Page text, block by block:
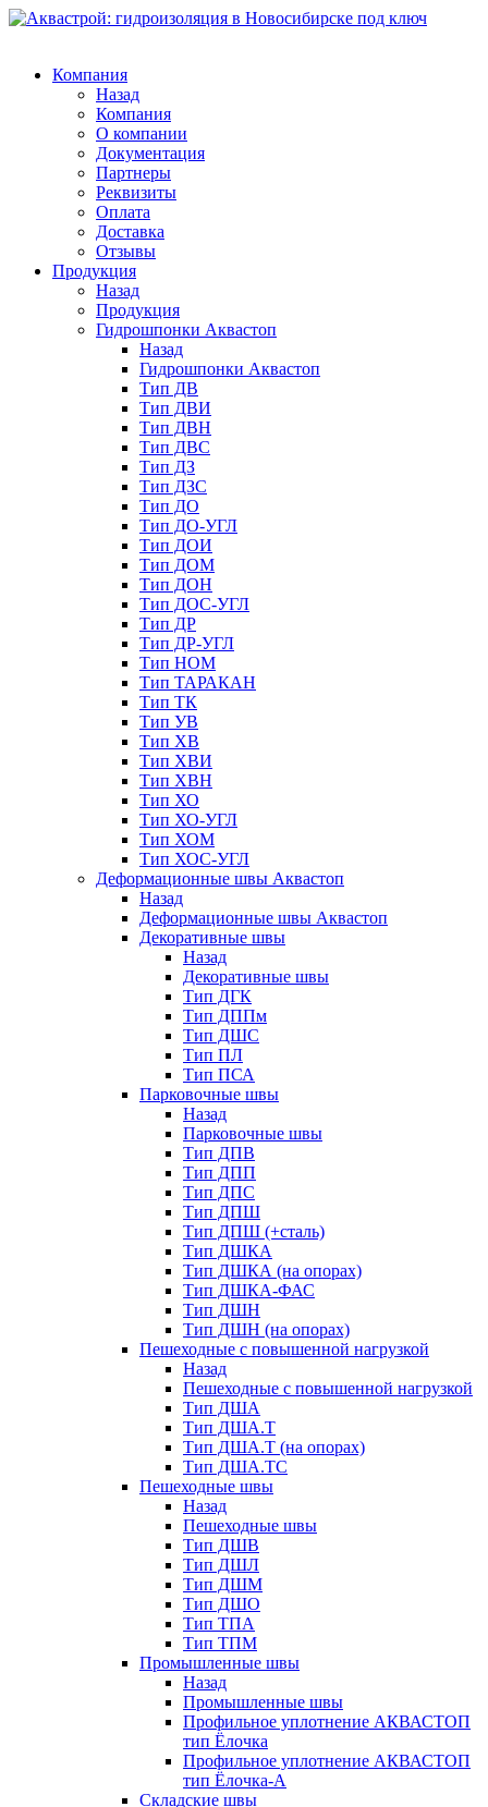
Компания
Назад
Компания
О компании
Документация
Партнеры
Реквизиты
Оплата
Доставка
Отзывы
Продукция
Назад
Продукция
Гидрошпонки Аквастоп
Назад
Гидрошпонки Аквастоп
Тип ДВ
Тип ДВИ
Тип ДВН
Тип ДВС
Тип ДЗ
Тип ДЗС
Тип ДО
Тип ДО-УГЛ
Тип ДОИ
Тип ДОМ
Тип ДОН
Тип ДОС-УГЛ
Тип ДР
Тип ДР-УГЛ
Тип НОМ
Тип ТАРАКАН
Тип ТК
Тип УВ
Тип ХВ
Тип ХВИ
Тип ХВН
Тип ХО
Тип ХО-УГЛ
Тип ХОМ
Тип ХОС-УГЛ
Деформационные швы Аквастоп
Назад
Деформационные швы Аквастоп
Декоративные швы
Назад
Декоративные швы
Тип ДГК
Тип ДППм
Тип ДШС
Тип ПЛ
Тип ПСА
Парковочные швы
Назад
Парковочные швы
Тип ДПВ
Тип ДПП
Тип ДПС
Тип ДПШ
Тип ДПШ (+сталь)
Тип ДШКА
Тип ДШКА (на опорах)
Тип ДШКА-ФАС
Тип ДШН
Тип ДШН (на опорах)
Пешеходные с повышенной нагрузкой
Назад
Пешеходные с повышенной нагрузкой
Тип ДША
Тип ДША.Т
Тип ДША.Т (на опорах)
Тип ДША.ТС
Пешеходные швы
Назад
Пешеходные швы
Тип ДШВ
Тип ДШЛ
Тип ДШМ
Тип ДШО
Тип ТПА
Тип ТПМ
Промышленные швы
Назад
Промышленные швы
Профильное уплотнение АКВАСТОП
тип Ёлочка
Профильное уплотнение АКВАСТОП
тип Ёлочка-А
Складские швы